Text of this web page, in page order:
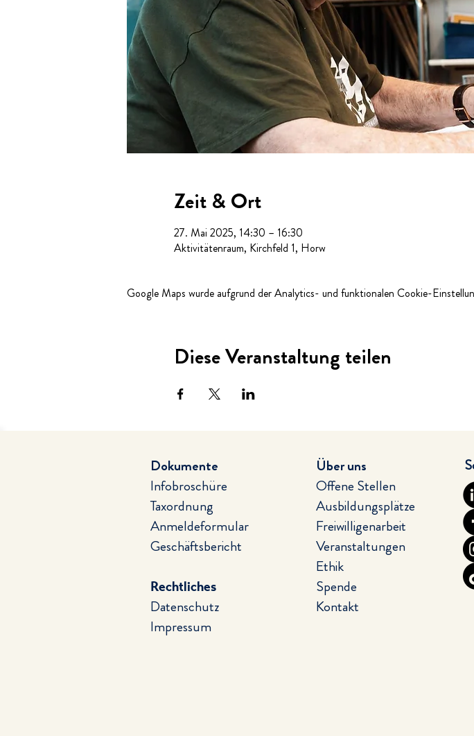
Zeit & Ort
27. Mai 2025, 14:30 – 16:30
Aktivitätenraum, Kirchfeld 1, Horw
Google Maps wurde aufgrund der Analytics- und funktionalen Cookie-
Diese Veranstaltung teilen
Dokumente
Infobroschüre
Taxordnung
Anmeldeformular
Geschäftsbericht
Rechtliches
Datenschutz
Impressum
Über uns
Offene Stellen
Ausbildungsplätze
Freiwilligenarbeit
Veranstaltungen
Ethik
Spende
Kontakt